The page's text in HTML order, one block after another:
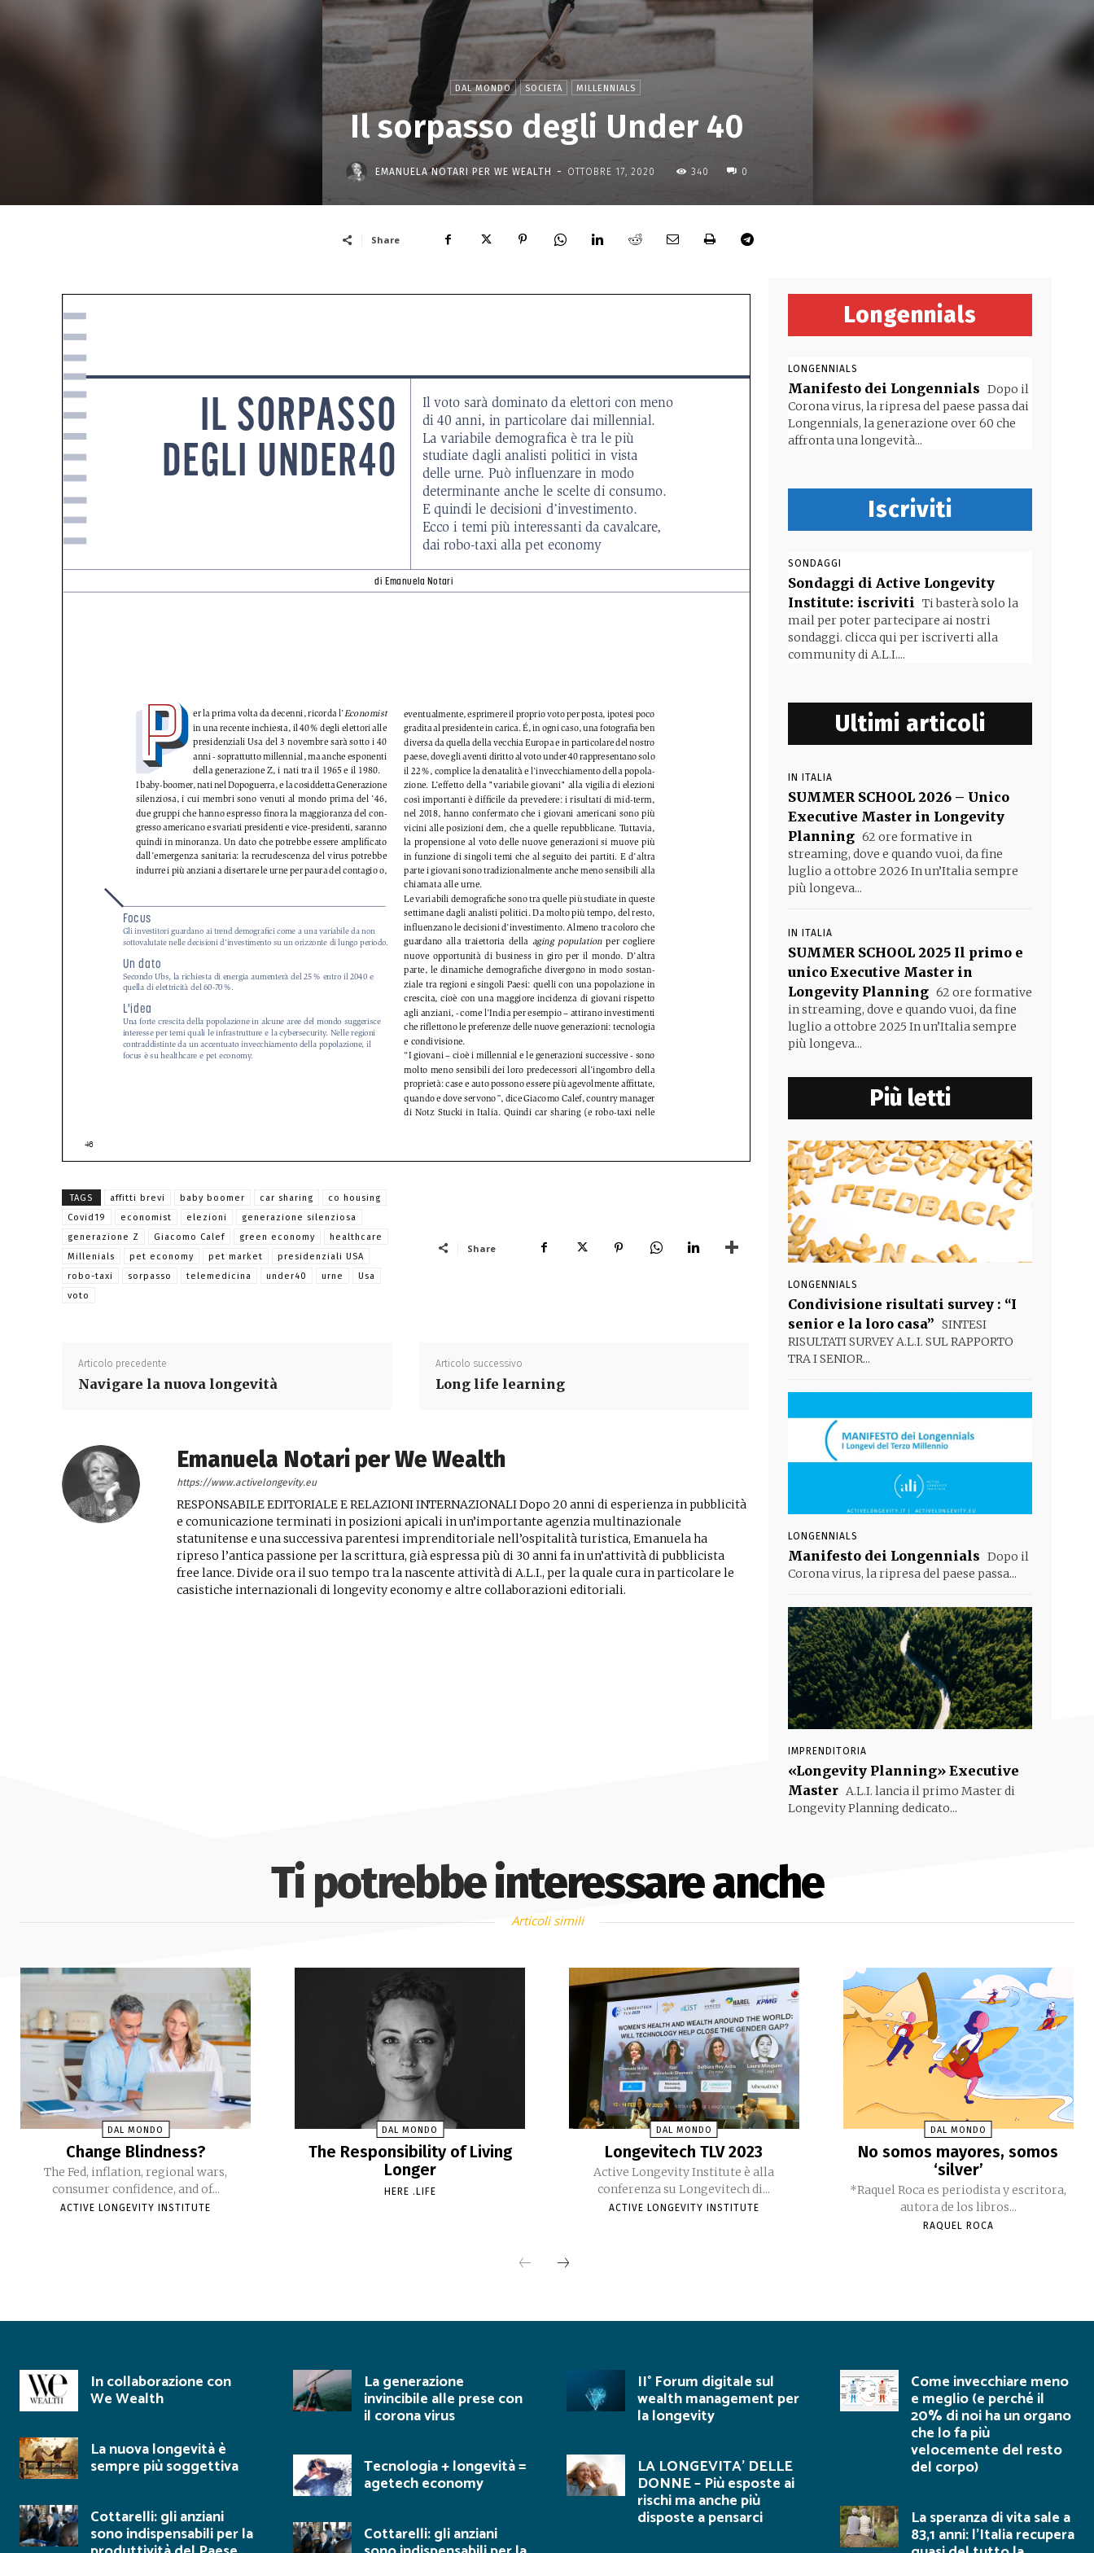
DAL MONDO SOCIETA MILLENNIALS
Il sorpasso degli Under 40
EMANUELA NOTARI PER WE WEALTH - OTTOBRE 17, 2020 340 0
Share
TAGS affitti brevi baby boomer car sharing
co housing
Covid19
economist elezioni
generazione silenziosa
generazione Z
Giacomo Calef green economy
healthcare
Millenials
pet economy pet market
presidenziali USA
robo-taxi
sorpasso telemedicina under40 urne
Usa
voto
Share
Articolo precedente
Navigare la nuova longevità
Articolo successivo
Long life learning
Emanuela Notari per We Wealth
https://www.activelongevity.eu
RESPONSABILE EDITORIALE E RELAZIONI INTERNAZIONALI Dopo 20 anni di esperienza in pubblicità
e comunicazione terminati in posizioni apicali in un’importante agenzia multinazionale
statunitense e una successiva parentesi imprenditoriale nell’ospitalità turistica, Emanuela ha
ripreso l’antica passione per la scrittura, già espressa più di 30 anni fa in un’attività di pubblicista
free lance. Divide ora il suo tempo tra la nascente attività di A.L.I., per la quale cura in particolare le
casistiche internazionali di longevity economy e altre collaborazioni editoriali.
Longennials
LONGENNIALS
Manifesto dei Longennials Dopo il
Corona virus, la ripresa del paese passa dai
Longennials, la generazione over 60 che
affronta una longevità...
Iscriviti
SONDAGGI
Sondaggi di Active Longevity
Institute: iscriviti Ti basterà solo la
mail per poter partecipare ai nostri
sondaggi. clicca qui per iscriverti alla
community di A.L.I....
Ultimi articoli
IN ITALIA
SUMMER SCHOOL 2026 – Unico
Executive Master in Longevity
Planning 62 ore formative in
streaming, dove e quando vuoi, da fine
luglio a ottobre 2026 In un’Italia sempre
più longeva...
IN ITALIA
SUMMER SCHOOL 2025 Il primo e
unico Executive Master in
Longevity Planning 62 ore formative
in streaming, dove e quando vuoi, da fine
luglio a ottobre 2025 In un’Italia sempre
più longeva...
Più letti
LONGENNIALS
Condivisione risultati survey : “I
senior e la loro casa” SINTESI
RISULTATI SURVEY A.L.I. SUL RAPPORTO
TRA I SENIOR...
LONGENNIALS
Manifesto dei Longennials Dopo il
Corona virus, la ripresa del paese passa...
IMPRENDITORIA
«Longevity Planning» Executive
Master A.L.I. lancia il primo Master di
Longevity Planning dedicato...
Ti potrebbe interessare anche
Articoli simili
DAL MONDO
Change Blindness?
The Fed, inflation, regional wars,
consumer confidence, and of...
ACTIVE LONGEVITY INSTITUTE
DAL MONDO
The Responsibility of Living
Longer
HERE .LIFE
DAL MONDO
Longevitech TLV 2023
Active Longevity Institute è alla
conferenza su Longevitech di...
ACTIVE LONGEVITY INSTITUTE
DAL MONDO
No somos mayores, somos
‘silver’
*Raquel Roca es periodista y escritora,
autora de los libros...
RAQUEL ROCA
In collaborazione con
We Wealth
La nuova longevità è
sempre più soggettiva
Cottarelli: gli anziani
sono indispensabili per la
La generazione
invincibile alle prese con
il corona virus
Tecnologia + longevità =
agetech economy
Cottarelli: gli anziani
II° Forum digitale sul
wealth management per
la longevity
LA LONGEVITA’ DELLE
DONNE – Più esposte ai
rischi ma anche più
disposte a pensarci
Come invecchiare meno
e meglio (e perché il
20% di noi ha un organo
che lo fa più
velocemente del resto
del corpo)
La speranza di vita sale a
83,1 anni: l’Italia recupera